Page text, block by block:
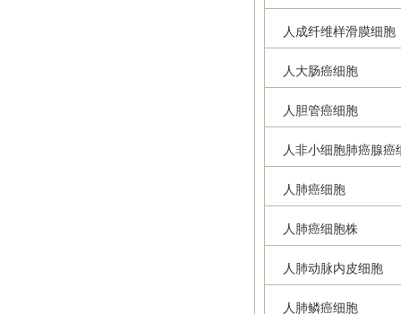
人成纤维样滑膜细胞
人大肠癌细胞
人胆管癌细胞
人非小细胞肺癌腺癌
人肺癌细胞
人肺癌细胞株
人肺动脉内皮细胞
人肺鳞癌细胞